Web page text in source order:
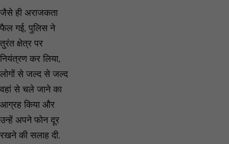
जैसे ही अराजकता
फैल गई, पुलिस ने
तुरंत क्षेत्र पर
नियंत्रण कर लिया,
लोगों से जल्द से जल्द
वहां से चले जाने का
आग्रह किया और
उन्हें अपने फोन दूर
रखने की सलाह दी.